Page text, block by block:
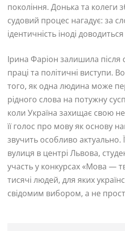
покоління. Донька та колеги
судовий процес нагадує: за
ідентичність іноді
Ірина Фаріон залишила після
праці та політичні виступи.
того, як одна людина може
рідного слова на потужну
коли Україна захищає свою
її голос про мову як основу
звучить особливо актуально.
вулиця в центрі Львова,
участь у конкурсах «Мова —
тисячі людей, для яких
свідомим вибором, а не